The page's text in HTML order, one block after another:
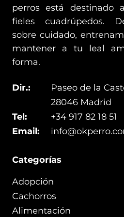
Categorías
Adopción
Cachorros
Alimentación
perros está destinado
fieles cuadrúpedos.
sobre cuidado,
mantener a tu leal
forma.
Dir.:
Paseo de la
28046 Madrid
Tel:
+34 917 82 18 51
Email: